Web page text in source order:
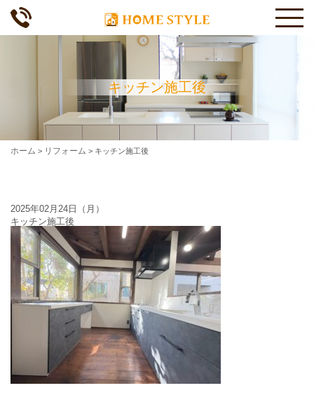
キッチン施工後
ホーム > リフォーム > キッチン施工後
2025年02月24日（月）
キッチン施工後